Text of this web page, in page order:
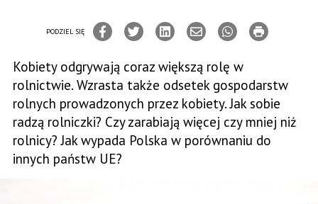
PODZIEL SIĘ
Kobiety odgrywają coraz większą rolę w
rolnictwie. Wzrasta także odsetek gospodarstw
rolnych prowadzonych przez kobiety. Jak sobie
radzą rolniczki? Czy zarabiają więcej czy mniej niż
rolnicy? Jak wypada Polska w porównaniu do
innych państw UE?